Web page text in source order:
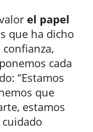
el papel
que ha dicho
cada
“Estamos
que
estamos